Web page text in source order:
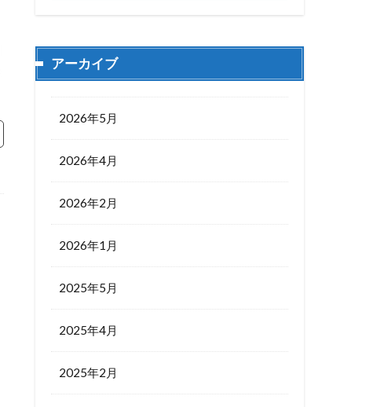
アーカイブ
2026年5月
2026年4月
2026年2月
2026年1月
2025年5月
2025年4月
2025年2月